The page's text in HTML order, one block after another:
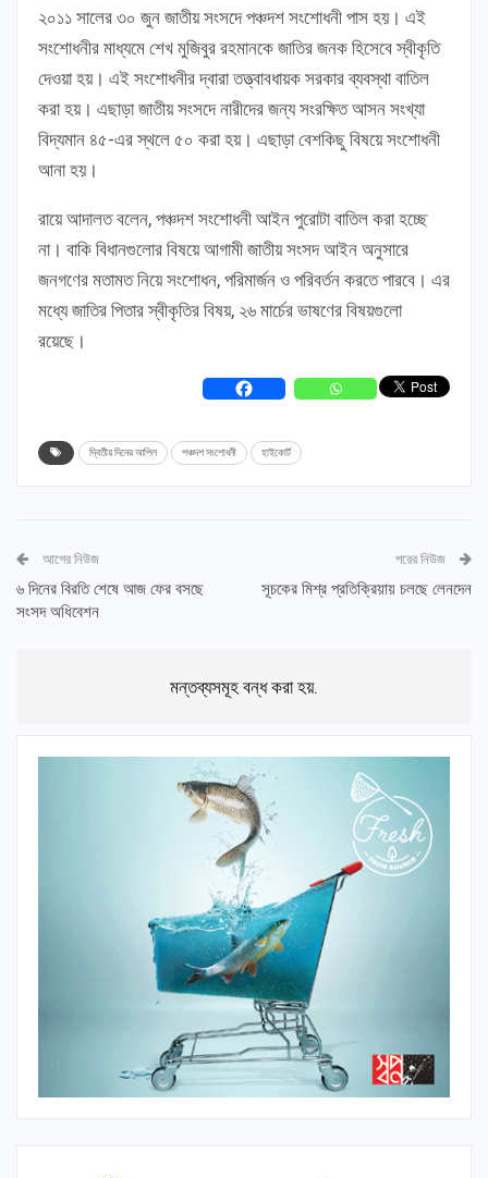
২০১১ সালের ৩০ জুন জাতীয় সংসদে পঞ্চদশ সংশোধনী পাস হয়। এই
সংশোধনীর মাধ্যমে শেখ মুজিবুর রহমানকে জাতির জনক হিসেবে স্বীকৃতি
দেওয়া হয়। এই সংশোধনীর দ্বারা তত্ত্বাবধায়ক সরকার ব্যবস্থা বাতিল
করা হয়। এছাড়া জাতীয় সংসদে নারীদের জন্য সংরক্ষিত আসন সংখ্যা
বিদ্যমান ৪৫-এর স্থলে ৫০ করা হয়। এছাড়া বেশকিছু বিষয়ে সংশোধনী
আনা হয়।
রায়ে আদালত বলেন, পঞ্চদশ সংশোধনী আইন পুরোটা বাতিল করা হচ্ছে
না। বাকি বিধানগুলোর বিষয়ে আগামী জাতীয় সংসদ আইন অনুসারে
জনগণের মতামত নিয়ে সংশোধন, পরিমার্জন ও পরিবর্তন করতে পারবে। এর
মধ্যে জাতির পিতার স্বীকৃতির বিষয়, ২৬ মার্চের ভাষণের বিষয়গুলো
রয়েছে।
দ্বিতীয় দিনের আপিল পঞ্চদশ সংশোধনী হাইকোর্ট
আগের নিউজ
৬ দিনের বিরতি শেষে আজ ফের বসছে
সংসদ অধিবেশন
পরের নিউজ
সূচকের মিশ্র প্রতিক্রিয়ায় চলছে লেনদেন
মন্তব্যসমূহ বন্ধ করা হয়.